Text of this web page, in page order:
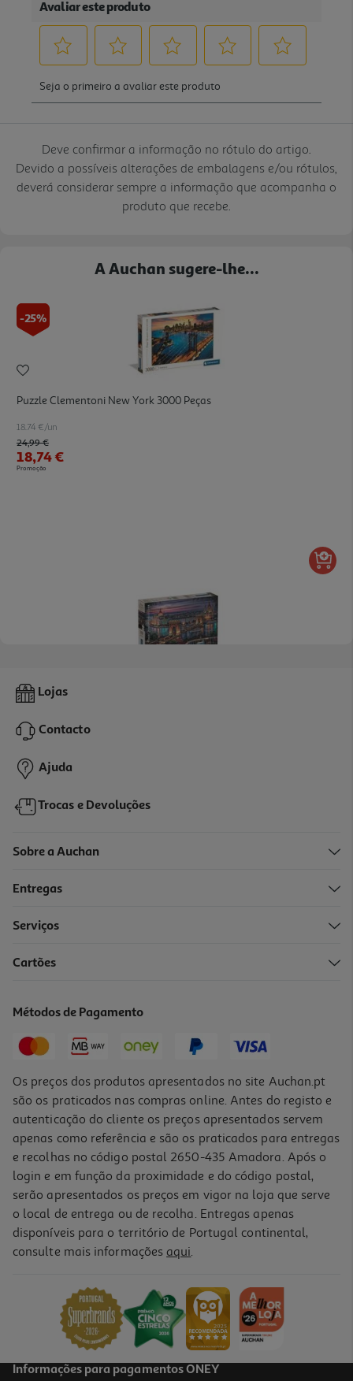
Deve confirmar a informação no rótulo do artigo.
Devido a possíveis alterações de embalagens e/ou rótulos,
deverá considerar sempre a informação que acompanha o
produto que recebe.
A Auchan sugere-lhe...
-25%
Puzzle Clementoni New York 3000 Peças
18.74 €/un
Price reduced from
24,99 €to
18,74 €
Promoção
Puzzle Clementoni Lights Danube 1000 Peças
12,99 €
-25%
Price reduced from
12,99 €to
Promoção
Puzzle Clementoni Ponte Westminster 500 Peças
Lojas
Contacto
Ajuda
Trocas e Devoluções
Sobre a Auchan
Entregas
Serviços
Cartões
Métodos de Pagamento
Os preços dos produtos apresentados no site Auchan.pt
são os praticados nas compras online. Antes do registo e
autenticação do cliente os preços apresentados servem
apenas como referência e são os praticados para entregas
e recolhas no código postal 2650-435 Amadora. Após o
login e em função da proximidade e do código postal,
serão apresentados os preços em vigor na loja que serve
o local de entrega ou de recolha. Entregas apenas
disponíveis para o território de Portugal continental,
consulte mais informações aqui.
Informações para pagamentos ONEY